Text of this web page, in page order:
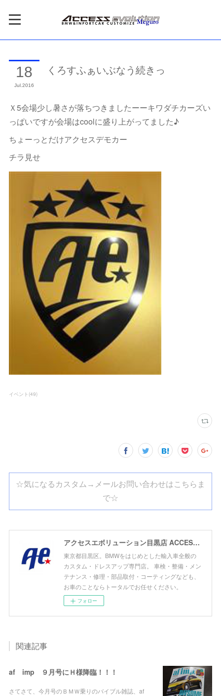
18
Jul 2016
くろすふぁいぶなう続きっ
Ｘ5会場少し暑さが落ちつきましたーーキワダチカーズい
っぱいですが会場はcoolに盛り上がってました♪
ちょーっとだけアクセスデモカー
チラ見せ
イベント (49)
☆気になるカスタム→メールお問い合わせはこちらま
で☆
アクセスエボリューション目黒店 ACCESS EVOLUTION MEGURO
東京都目黒区。BMWをはじめとした輸入車全般の
カスタム・ドレスアップ専門店。 車検・整備・メン
テナンス・修理・部品取付・コーティングなども、
お車のことならトータルでお任せください。
フォロー
関連記事
af imp ９月号にＨ様降臨！！！
さてさて、今月号のＢＭＷ乗りのバイブル雑誌、af